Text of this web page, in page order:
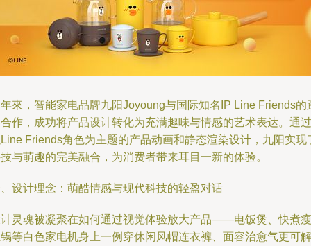
來，智能家电品牌九阳Joyoung与国际知名IP Line Friends的
作，成功将产品设计转化为充满趣味与情感的艺术表达。通过
Friends角色为主题的产品动画和静态渲染设计，九阳实现
与萌趣的完美融合，为消费者带来耳目一新的体验。
设计理念：萌酷情感与现代科技的轻盈对话
灵魂被凝聚在如何通过视觉体验放大产品——电饭煲、快煮瘦
等白色家电机身上一例穿休闲风帽连衣裤、面容治愈气更可解